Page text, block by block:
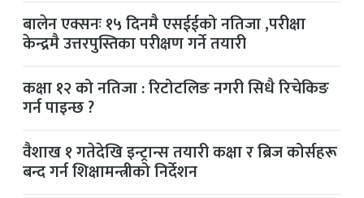
बालेन एक्सनः १५ दिनमै एसईईको नतिजा ,परीक्षा
केन्द्रमै उत्तरपुस्तिका परीक्षण गर्ने तयारी
कक्षा १२ को नतिजा : रिटोटलिङ नगरी सिधै रिचेकिङ
गर्न पाइन्छ ?
वैशाख १ गतेदेखि इन्ट्रान्स तयारी कक्षा र ब्रिज कोर्सहरू
बन्द गर्न शिक्षामन्त्रीको निर्देशन